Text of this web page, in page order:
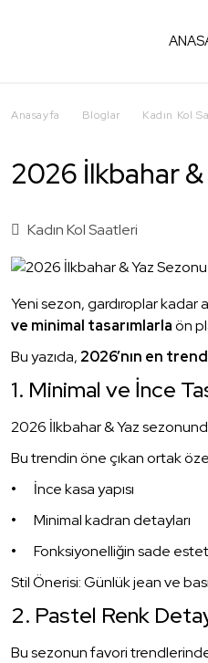
Anasayfa Bloglar Kadın Kol
2026 İlkbahar &
Kadın Kol Saatleri
Yeni sezon, gardıroplar
ve minimal tasarımlarlaön
Bu yazıda, 2026’nın en
1. Minimal ve İnce
2026 İlkbahar & Yaz
Bu trendin öne çıkan ortak
İnce kasa yapısı
Minimal kadran detayları
Fonksiyonelliğin sade
Stil Önerisi: Günlük jean ve
2. Pastel Renk
Bu sezonun favori